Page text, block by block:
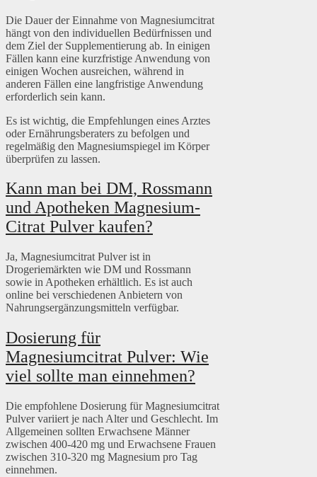
Die Dauer der Einnahme von Magnesiumcitrat
hängt von den individuellen Bedürfnissen und
dem Ziel der Supplementierung ab. In einigen
Fällen kann eine kurzfristige Anwendung von
einigen Wochen ausreichen, während in
anderen Fällen eine langfristige Anwendung
erforderlich sein kann.
Es ist wichtig, die Empfehlungen eines Arztes
oder Ernährungsberaters zu befolgen und
regelmäßig den Magnesiumspiegel im Körper
überprüfen zu lassen.
Kann man bei DM, Rossmann
und Apotheken Magnesium-
Citrat Pulver kaufen?
Ja, Magnesiumcitrat Pulver ist in
Drogeriemärkten wie DM und Rossmann
sowie in Apotheken erhältlich. Es ist auch
online bei verschiedenen Anbietern von
Nahrungsergänzungsmitteln verfügbar.
Dosierung für
Magnesiumcitrat Pulver: Wie
viel sollte man einnehmen?
Die empfohlene Dosierung für Magnesiumcitrat
Pulver variiert je nach Alter und Geschlecht. Im
Allgemeinen sollten Erwachsene Männer
zwischen 400-420 mg und Erwachsene Frauen
zwischen 310-320 mg Magnesium pro Tag
einnehmen.